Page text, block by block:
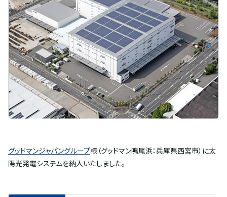
グッドマンジャパングループ様（グッドマン鳴尾浜：兵庫県西宮市）に太
陽光発電システムを納入いたしました。